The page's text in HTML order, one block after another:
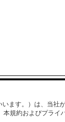
ます。）は、当社
規約およびプライ